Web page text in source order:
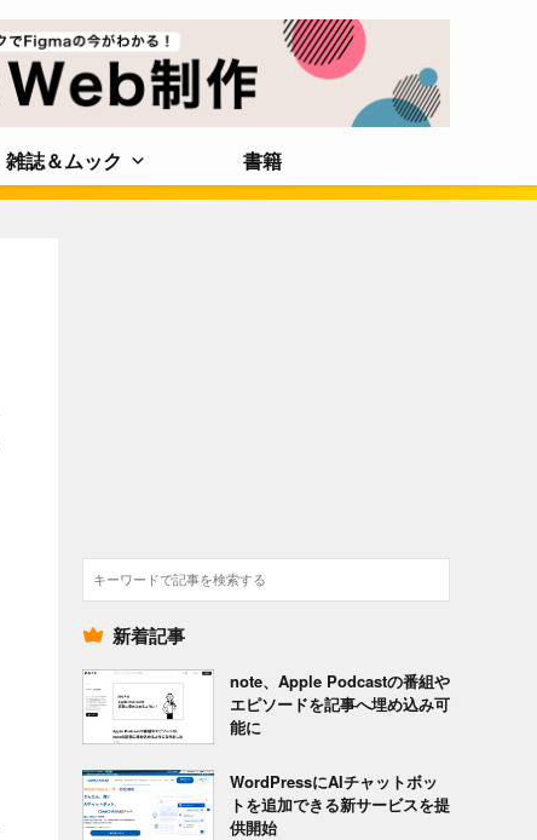
雑誌＆ムック 書籍
検
索
新着記事
note、Apple Podcastの番組や
エピソードを記事へ埋め込み可
能に
WordPressにAIチャットボッ
トを追加できる新サービスを提
供開始